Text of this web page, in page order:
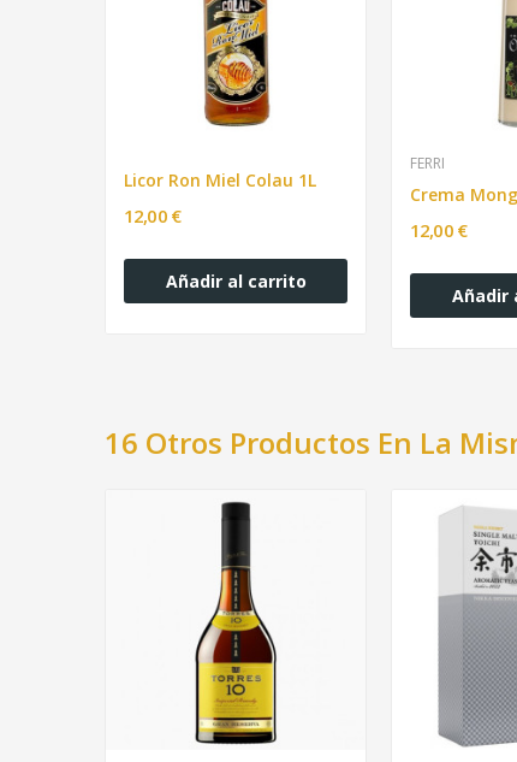
Licor Ron Miel Colau 1L
12,00 €
Añadir al carrito
FERRI
12,00 €
Añadir
16 Otros Productos En La